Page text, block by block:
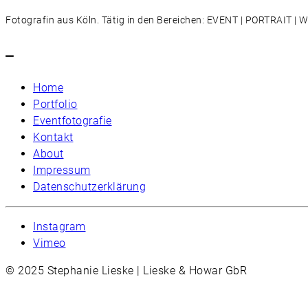
Fotografin aus Köln. Tätig in den Bereichen: EVENT | PORTRAIT |
–
Home
Portfolio
Eventfotografie
Kontakt
About
Impressum
Datenschutzerklärung
Instagram
Vimeo
© 2025 Stephanie Lieske | Lieske & Howar GbR